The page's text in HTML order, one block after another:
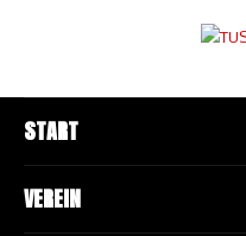
START
VEREIN